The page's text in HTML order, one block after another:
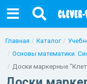
Главная Каталог
Основы математики.
Доски маркерные